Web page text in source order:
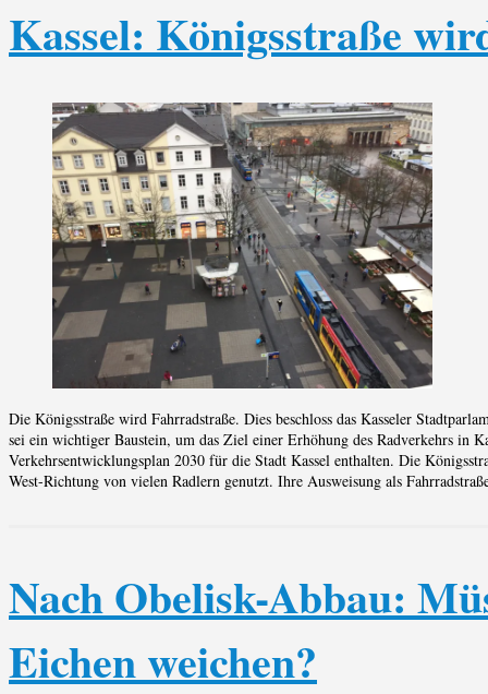
Kassel: Königsstraße
Die Königsstraße wird Fahrradstraße. Dies beschloss das Kasseler
sei ein wichtiger Baustein, um das Ziel einer Erhöhung des Radverkehrs in
Verkehrsentwicklungsplan 2030 für die Stadt Kassel enthalten. Die
West-Richtung von vielen Radlern genutzt. Ihre Ausweisung als
Nach Obelisk-Abbau:
Eichen weichen?